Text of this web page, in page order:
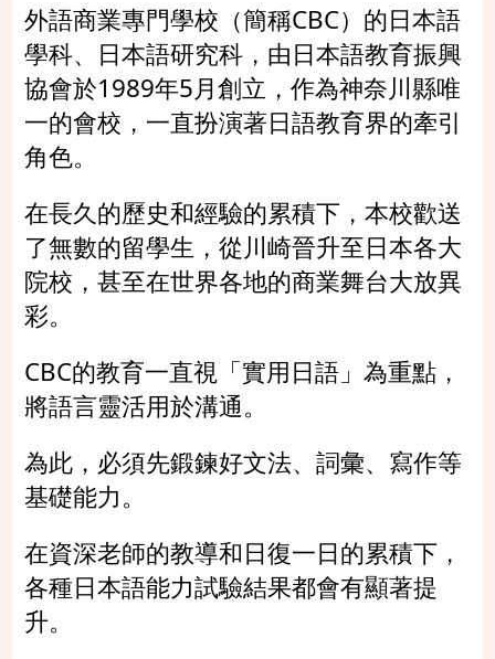
外語商業專門學校（簡稱CBC）的日本語
學科、日本語研究科，由日本語教育振興
協會於1989年5月創立，作為神奈川縣唯
一的會校，一直扮演著日語教育界的牽引
角色。
在長久的歷史和經驗的累積下，本校歡送
了無數的留學生，從川崎晉升至日本各大
院校，甚至在世界各地的商業舞台大放異
彩。
CBC的教育一直視「實用日語」為重點，
將語言靈活用於溝通。
為此，必須先鍛鍊好文法、詞彙、寫作等
基礎能力。
在資深老師的教導和日復一日的累積下，
各種日本語能力試驗結果都會有顯著提
升。